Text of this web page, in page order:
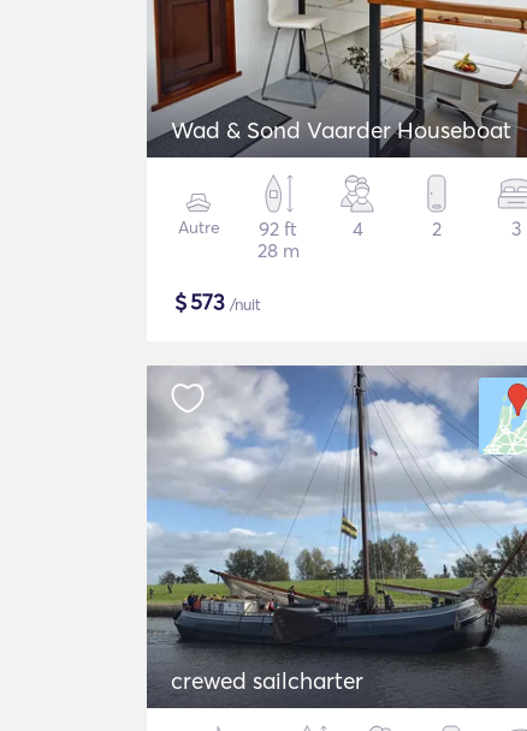
Wad & Sond Vaarder Houseboat
Autre
92 ft
28 m
4 2 3
$573 /nuit
crewed sailcharter